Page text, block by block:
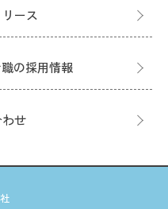
ース
の採用情報
せ